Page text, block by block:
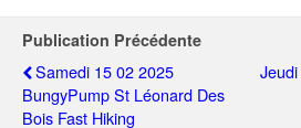
Publication Précédente
Samedi 15 02 2025
BungyPump St Léonard Des
Bois Fast Hiking